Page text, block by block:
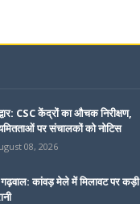
CSC केंद्रों का औचक निरीक्षण,
पर संचालकों को नोटिस
08, 2026
गढ़वाल: कांवड़ मेले में मिलावट पर कड़ी